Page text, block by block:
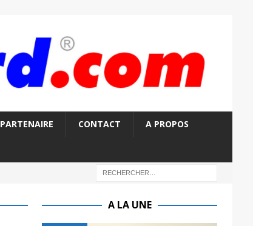
PARTENAIRE CONTACT A PROPOS
A LA UNE